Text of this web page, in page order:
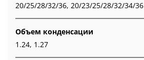
20/25/28/32/36, 20/23/25/28/32/34/36
Объем конденсации
1.24, 1.27